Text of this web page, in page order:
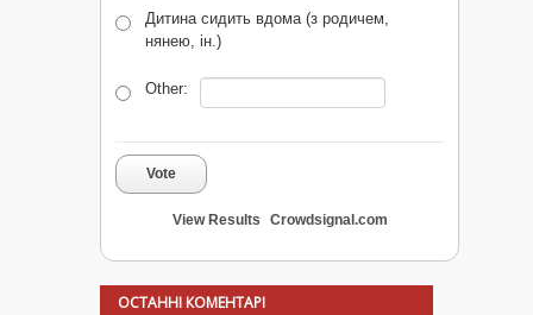
Дитина сидить вдома (з родичем,
нянею, ін.)
Other:
Vote
View Results Crowdsignal.com
ОСТАННІ КОМЕНТАРІ